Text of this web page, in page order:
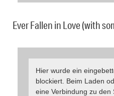
Ever Fallen in Love (with
Hier wurde ein
blockiert. Beim Laden
eine Verbindung zu den